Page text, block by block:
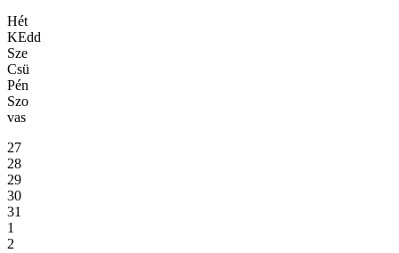
Hét
KEdd
Sze
Csü
Pén
Szo
vas
27
28
29
30
31
1
2